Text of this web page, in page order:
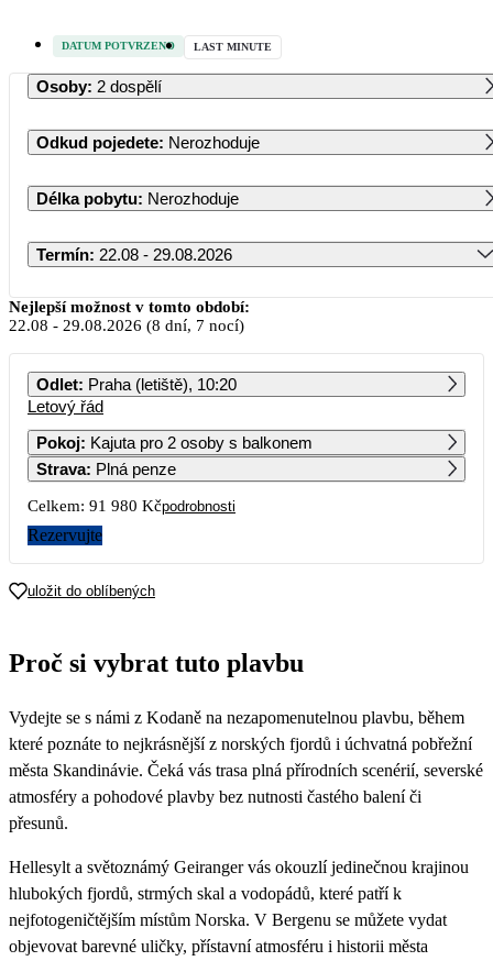
DATUM POTVRZENO LAST MINUTE
Osoby: 2 dospělí
Odkud pojedete: Nerozhoduje
Délka pobytu: Nerozhoduje
Termín: 22.08 - 29.08.2026
Srpen 2026
PO ÚT ST ČT PÁ SO NE
3 4
17
Nejlepší možnost v tomto období:
22.08 - 29.08.2026 (8 dní, 7 nocí)
Odlet: Praha (letiště), 10:20
Letový řád
Pokoj: Kajuta pro 2 osoby s balkonem
Strava: Plná penze
Celkem: 91 980 Kčpodrobnosti
Rezervujte
uložit do oblíbených
Proč si vybrat tuto plavbu
Vydejte se s námi z Kodaně na nezapomenutelnou plavbu, během
které poznáte to nejkrásnější z norských fjordů i úchvatná pobřežní
města Skandinávie. Čeká vás trasa plná přírodních scenérií, severské
atmosféry a pohodové plavby bez nutnosti častého balení či
přesunů.
Hellesylt a světoznámý Geiranger vás okouzlí jedinečnou krajinou
hlubokých fjordů, strmých skal a vodopádů, které patří k
nejfotogeničtějším místům Norska. V Bergenu se můžete vydat
objevovat barevné uličky, přístavní atmosféru i historii města